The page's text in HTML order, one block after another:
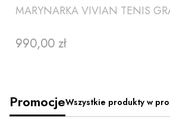
MARYNARKA VIVIAN TENIS
Cena
990,00 zł
PromocjeWszystkie produkty w